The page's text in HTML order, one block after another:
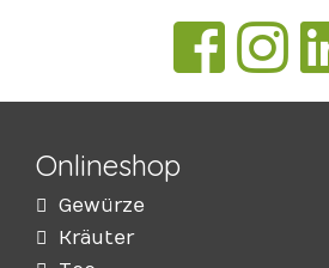
Onlineshop
Gewürze
Kräuter